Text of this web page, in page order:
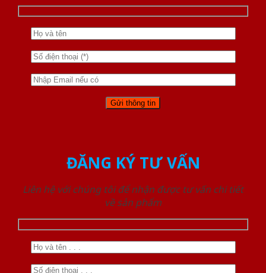
ĐĂNG KÝ TƯ VẤN
Liên hệ với chúng tôi để nhận được tư vấn chi tiết
về sản phẩm